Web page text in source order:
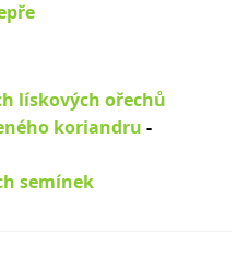
lískových ořechů
koriandru -
semínek